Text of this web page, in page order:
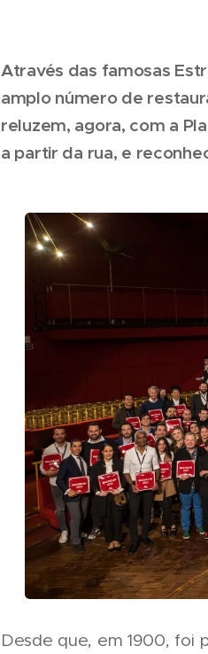
Através das famosas
amplo número de
reluzem, agora, com a
a partir da rua, e
Desde que, em 1900, foi